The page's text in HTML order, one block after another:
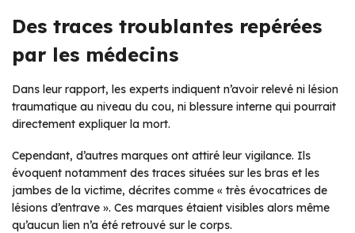
Des traces troublantes repérées
par les médecins
Dans leur rapport, les experts indiquent n’avoir relevé ni lésion
traumatique au niveau du cou, ni blessure interne qui pourrait
directement expliquer la mort.
Cependant, d’autres marques ont attiré leur vigilance. Ils
évoquent notamment des traces situées sur les bras et les
jambes de la victime, décrites comme « très évocatrices de
lésions d’entrave ». Ces marques étaient visibles alors même
qu’aucun lien n’a été retrouvé sur le corps.